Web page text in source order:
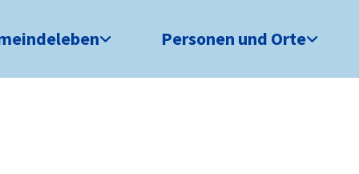
Personen und Orte